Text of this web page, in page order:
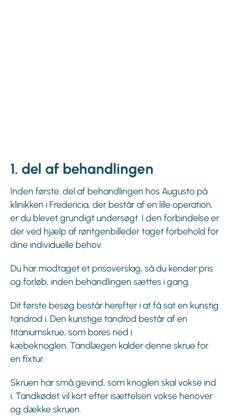
1. del af behandlingen
Inden første. del af behandlingen hos Augusto på
klinikken i Fredericia, der består af en lille operation,
er du blevet grundigt undersøgt. I den forbindelse er
der ved hjælp af røntgenbilleder taget forbehold for
dine individuelle behov.
Du har modtaget et prisoverslag, så du kender pris
og forløb, inden behandlingen sættes i gang.
Dit første besøg består herefter i at få sat en kunstig
tandrod i. Den kunstige tandrod består af en
titaniumskrue, som bores ned i
kæbeknoglen. Tandlægen kalder denne skrue for
en fixtur.
Skruen har små gevind, som knoglen skal vokse ind
i. Tandkødet vil kort efter isættelsen vokse henover
og dække skruen.